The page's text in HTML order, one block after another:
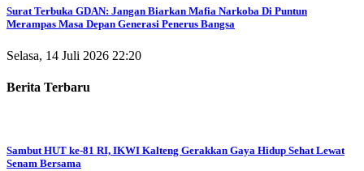
Surat Terbuka GDAN: Jangan Biarkan Mafia Narkoba Di Puntun
Merampas Masa Depan Generasi Penerus Bangsa
Selasa, 14 Juli 2026 22:20
Berita Terbaru
Sambut HUT ke-81 RI, IKWI Kalteng Gerakkan Gaya Hidup Sehat Lewat
Senam Bersama